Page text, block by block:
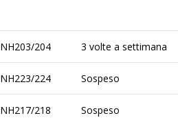
NH203/204 3 volte a settimana
NH223/224 Sospeso
NH217/218 Sospeso